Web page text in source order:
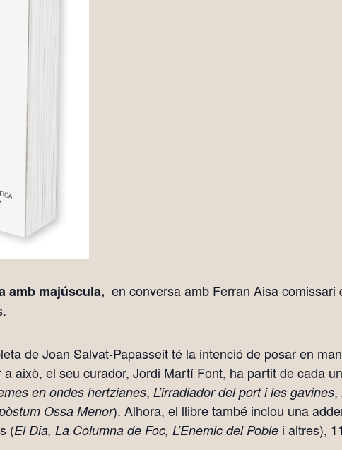
amb majúscula, en conversa amb Ferran Aisa comissari
de Joan Salvat-Papasseit té la intenció de posar en
això, el seu curador, Jordi Martí Font, ha partit de cada
en ondes hertzianes, L’irradiador del port i les gavines,
Ossa Menor). Alhora, el llibre també inclou una
(El Dia, La Columna de Foc, L’Enemic del Poble i altres),